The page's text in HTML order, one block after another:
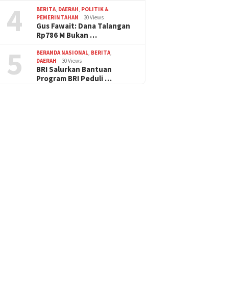
4 BERITA DAERAH POLITIK &
PEMERINTAHAN
30 Views
Gus Fawait: Dana Talangan
Rp786 M Bukan …
5 BERANDA NASIONAL BERITA
DAERAH
30 Views
BRI Salurkan Bantuan
Program BRI Peduli …